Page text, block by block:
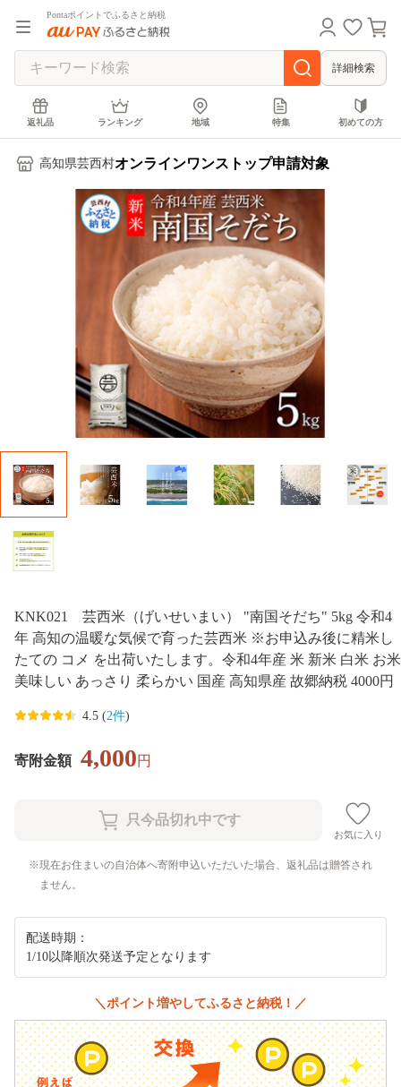
Pontaポイントでふるさと納税
詳細検索
返礼品 ランキング 地域 特集 初めての方
高知県芸西村オンラインワンストップ申請対象
KNK021 芸西米（げいせいまい） "南国そだち" 5kg 令和4
年 高知の温暖な気候で育った芸西米 ※お申込み後に精米し
たての コメ を出荷いたします。令和4年産 米 新米 白米 お米
美味しい あっさり 柔らかい 国産 高知県産 故郷納税 4000円
4.5 (2件)
寄附金額 4,000円
お気に入り
現在お住まいの自治体へ寄附申込いただいた場合、返礼品は贈答され
ません。
配送時期：
1/10以降順次発送予定となります
＼ポイント増やしてふるさと納税！／